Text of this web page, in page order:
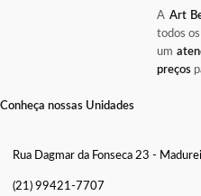
A Art
todos
um
preços
Conheça nossas Unidades
Rua Dagmar da Fonseca 23 -
(21) 99421-7707